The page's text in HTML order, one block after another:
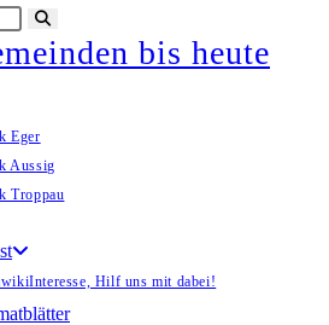
starten
bis heute
Eger
Aussig
Troppau
Interesse, Hilf uns mit dabei!